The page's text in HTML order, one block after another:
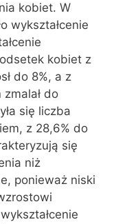
kobiet. W
wykształcenie
kobiet z
do 8%, a z
do
się liczba
z 28,6% do
się
niż
ponieważ niski